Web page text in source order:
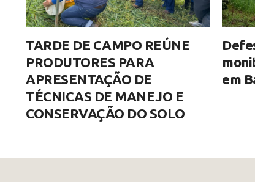
TARDE DE CAMPO REÚNE
PRODUTORES PARA
APRESENTAÇÃO DE
TÉCNICAS DE MANEJO E
CONSERVAÇÃO DO SOLO
em